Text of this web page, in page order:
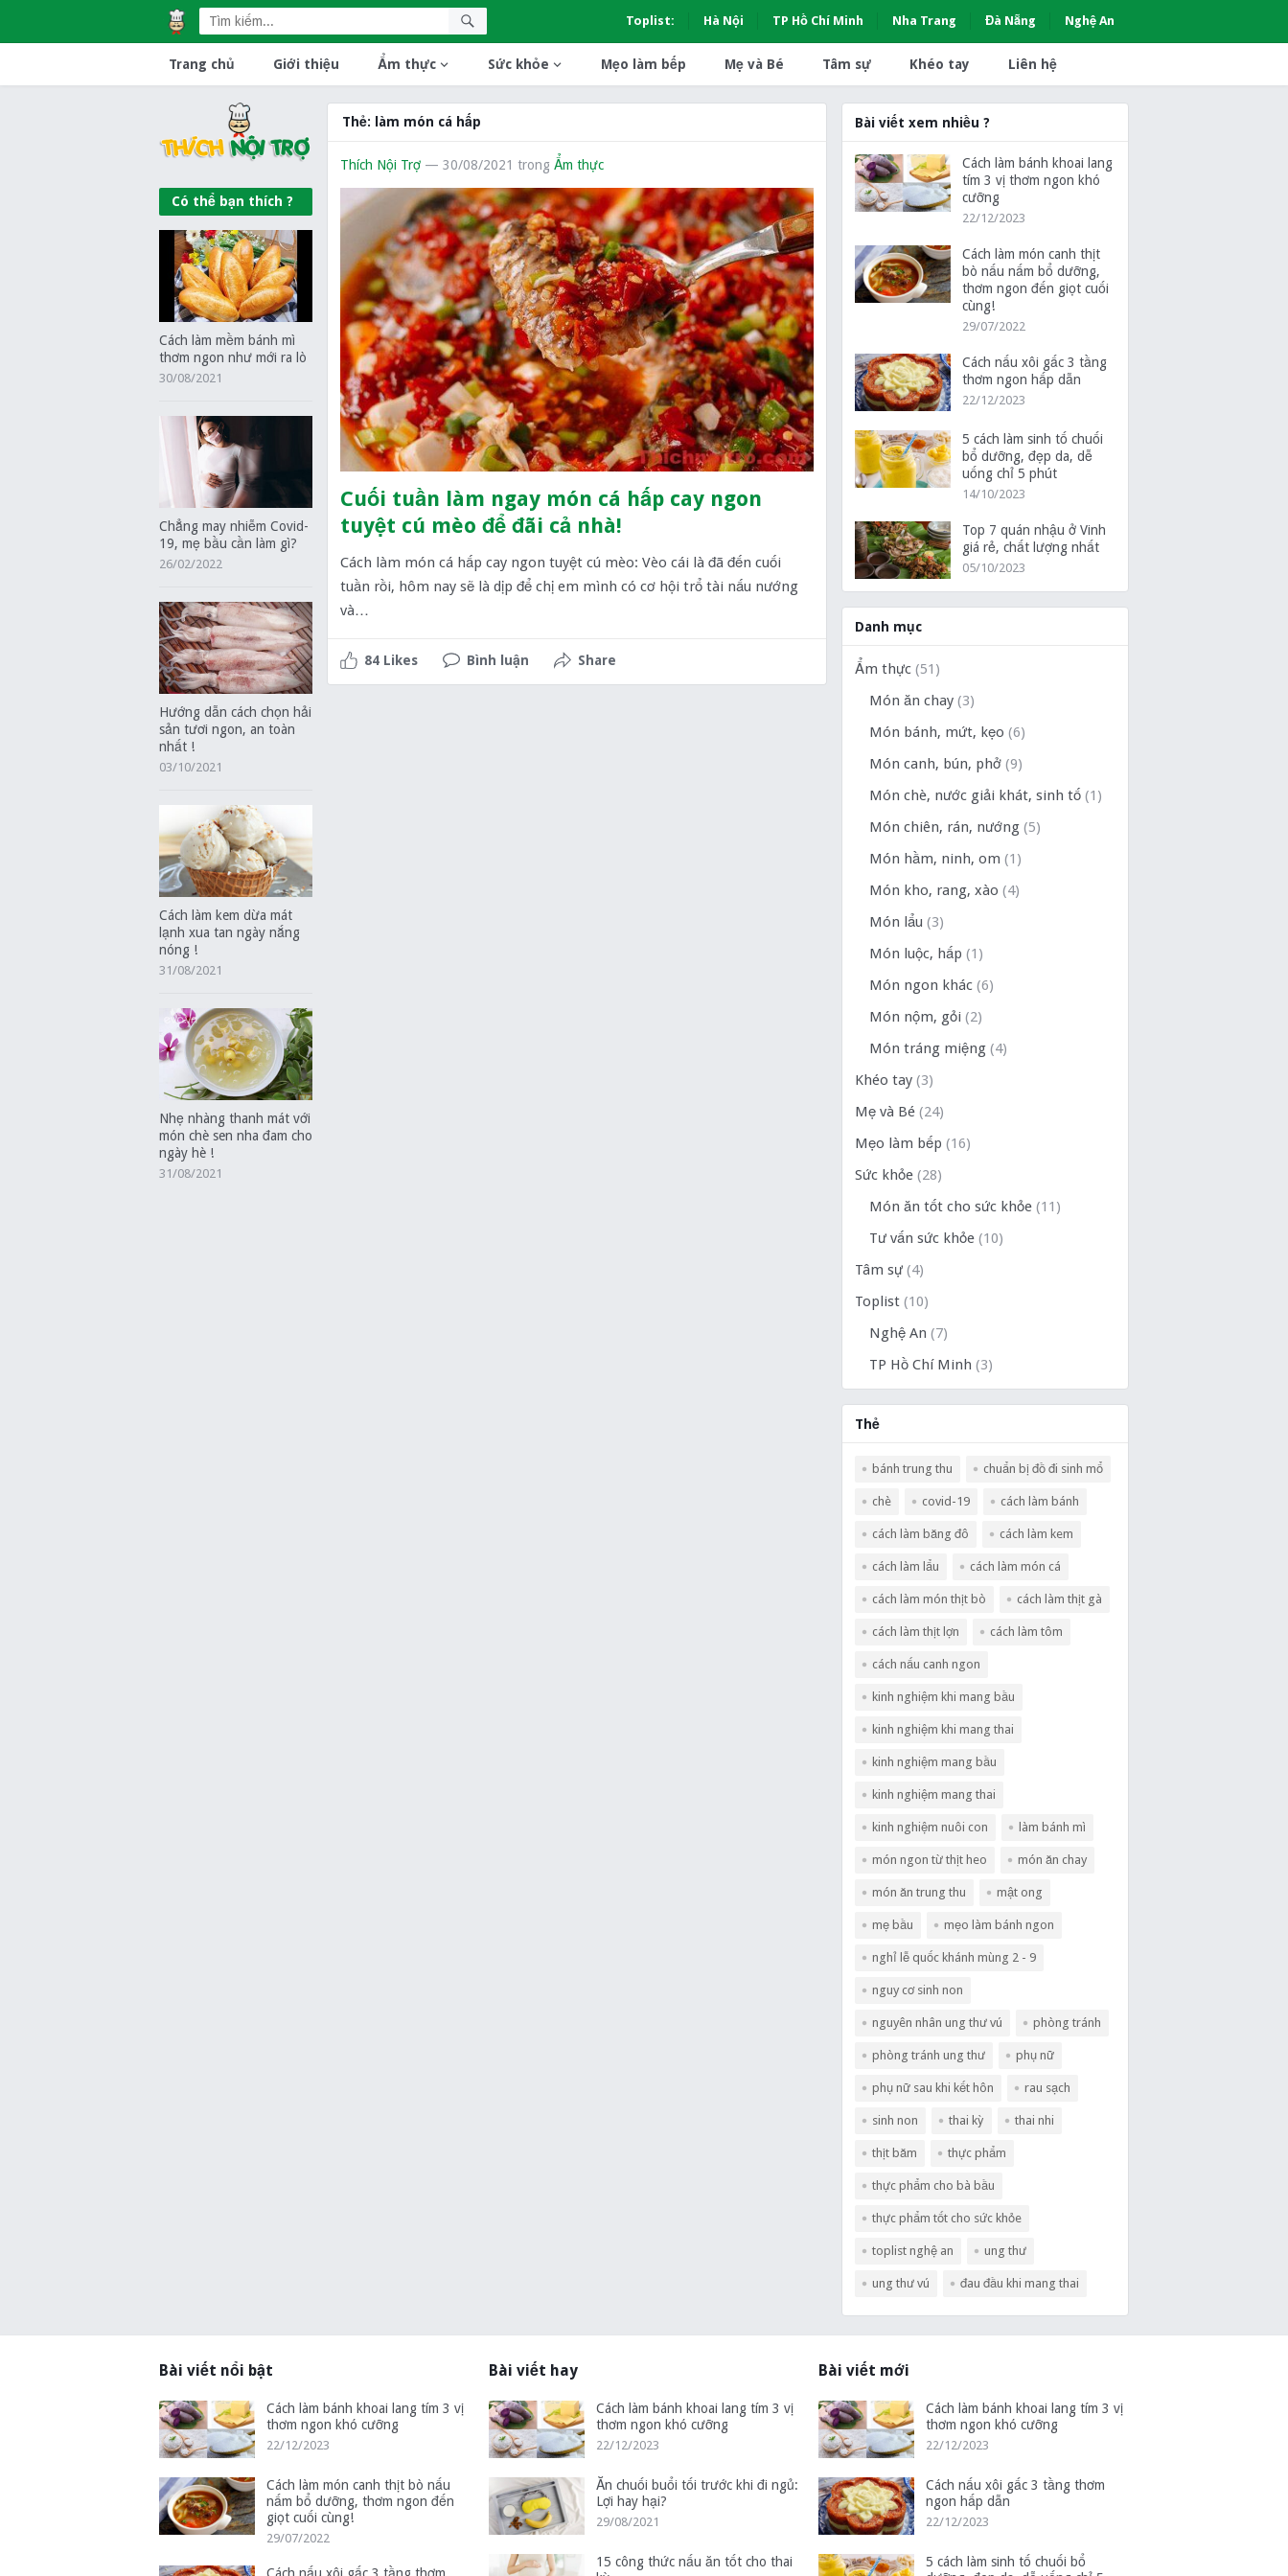
Toplist: Hà Nội TP Hồ Chí Minh Nha Trang Đà Nẵng Nghệ An
Trang chủ Giới thiệu Ẩm thực Sức khỏe Mẹo làm bếp Mẹ và Bé Tâm sự Khéo tay Liên hệ
Có thể bạn thích ?
Cách làm mềm bánh mì
thơm ngon như mới ra lò
30/08/2021
Chẳng may nhiễm Covid-
19, mẹ bầu cần làm gì?
26/02/2022
Hướng dẫn cách chọn hải
sản tươi ngon, an toàn
nhất !
03/10/2021
Cách làm kem dừa mát
lạnh xua tan ngày nắng
nóng !
31/08/2021
Nhẹ nhàng thanh mát với
món chè sen nha đam cho
ngày hè !
31/08/2021
Thẻ: làm món cá hấp
Thích Nội Trợ — 30/08/2021 trong Ẩm thực
Cuối tuần làm ngay món cá hấp cay ngon
tuyệt cú mèo để đãi cả nhà!
Cách làm món cá hấp cay ngon tuyệt cú mèo: Vèo cái là đã đến cuối
tuần rồi, hôm nay sẽ là dịp để chị em mình có cơ hội trổ tài nấu nướng
và…
84 Likes Bình luận Share
Bài viết xem nhiều ?
Cách làm bánh khoai lang
tím 3 vị thơm ngon khó
cưỡng
22/12/2023
Cách làm món canh thịt
bò nấu nấm bổ dưỡng,
thơm ngon đến giọt cuối
cùng!
29/07/2022
Cách nấu xôi gấc 3 tầng
thơm ngon hấp dẫn
22/12/2023
5 cách làm sinh tố chuối
bổ dưỡng, đẹp da, dễ
uống chỉ 5 phút
14/10/2023
Top 7 quán nhậu ở Vinh
giá rẻ, chất lượng nhất
05/10/2023
Danh mục
Ẩm thực (51)
Món ăn chay (3)
Món bánh, mứt, kẹo (6)
Món canh, bún, phở (9)
Món chè, nước giải khát, sinh tố (1)
Món chiên, rán, nướng (5)
Món hầm, ninh, om (1)
Món kho, rang, xào (4)
Món lẩu (3)
Món luộc, hấp (1)
Món ngon khác (6)
Món nộm, gỏi (2)
Món tráng miệng (4)
Khéo tay (3)
Mẹ và Bé (24)
Mẹo làm bếp (16)
Sức khỏe (28)
Món ăn tốt cho sức khỏe (11)
Tư vấn sức khỏe (10)
Tâm sự (4)
Toplist (10)
Nghệ An (7)
TP Hồ Chí Minh (3)
Thẻ
bánh trung thu chuẩn bị đồ đi sinh mổ
chè covid-19 cách làm bánh
cách làm băng đô cách làm kem
cách làm lẩu cách làm món cá
cách làm món thịt bò cách làm thịt gà
cách làm thịt lợn cách làm tôm
cách nấu canh ngon
kinh nghiệm khi mang bầu
kinh nghiệm khi mang thai
kinh nghiệm mang bầu
kinh nghiệm mang thai
kinh nghiệm nuôi con làm bánh mì
món ngon từ thịt heo món ăn chay
món ăn trung thu mật ong
mẹ bầu mẹo làm bánh ngon
nghỉ lễ quốc khánh mùng 2 - 9
nguy cơ sinh non
nguyên nhân ung thư vú phòng tránh
phòng tránh ung thư phụ nữ
phụ nữ sau khi kết hôn rau sạch
sinh non thai kỳ thai nhi
thịt băm thực phẩm
thực phẩm cho bà bầu
thực phẩm tốt cho sức khỏe
toplist nghệ an ung thư
ung thư vú đau đầu khi mang thai
Bài viết nổi bật
Cách làm bánh khoai lang tím 3 vị
thơm ngon khó cưỡng
22/12/2023
Cách làm món canh thịt bò nấu
nấm bổ dưỡng, thơm ngon đến
giọt cuối cùng!
29/07/2022
Bài viết hay
Cách làm bánh khoai lang tím 3 vị
thơm ngon khó cưỡng
22/12/2023
Ăn chuối buổi tối trước khi đi ngủ:
Lợi hay hại?
29/08/2021
15 công thức nấu ăn tốt cho thai
Bài viết mới
Cách làm bánh khoai lang tím 3 vị
thơm ngon khó cưỡng
22/12/2023
Cách nấu xôi gấc 3 tầng thơm
ngon hấp dẫn
22/12/2023
5 cách làm sinh tố chuối bổ